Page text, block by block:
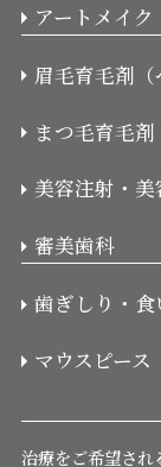
アートメイク
眉毛育毛剤（
まつ毛育毛剤
美容注射・美
審美歯科
歯ぎしり・
マウスピース
治療をご希望され